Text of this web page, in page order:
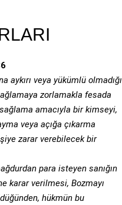
veya yükümlü olmadığı
zorlamakla fesada
amacıyla bir kimseyi,
veya açığa çıkarma
zarar verebilecek bir
para isteyen sanığın
karar verilmesi, Bozmayı
hükmün bu